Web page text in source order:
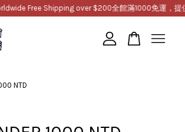
Shipping over $200全館滿1000免運，提供超商
NTD